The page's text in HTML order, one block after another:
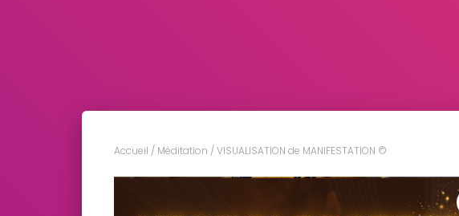
Accueil / Méditation / VISUALISATION de MANIFESTATION ©️